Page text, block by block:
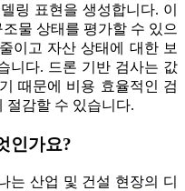
링 표현을 생성합니다. 이
물 상태를 평가할 수 있으
이고 자산 상태에 대한 보
니다. 드론 기반 검사는 값
때문에 비용 효율적인 검
절감할 수 있습니다.
인가요?
는 산업 및 건설 현장의 디